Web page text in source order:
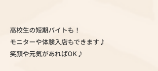
高校生の短期バイトも！
モニターや体験入店もできます♪
笑顔や元気があればOK♪